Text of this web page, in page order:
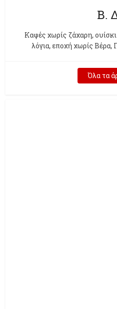
Β.
Kαφές χωρίς ζάχαρη,
λόγια, εποχή χωρίς Βέρα,
Όλα τα